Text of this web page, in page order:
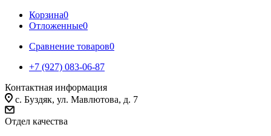
Корзина0
Отложенные0
Сравнение товаров0
+7 (927) 083-06-87
Контактная информация
c. Буздяк, ул. Мавлютова, д. 7
Отдел качества